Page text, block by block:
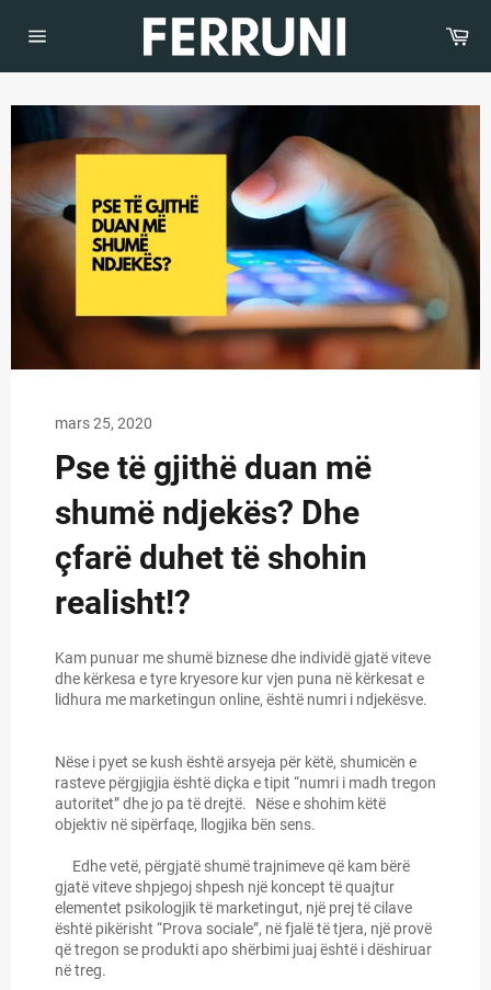
dhënat
i
mars 25, 2020
Pse të gjithë duan më
shumë ndjekës? Dhe
çfarë duhet të shohin
realisht!?
Kam punuar me shumë biznese dhe individë gjatë viteve
dhe kërkesa e tyre kryesore kur vjen puna në kërkesat e
lidhura me marketingun online, është numri i ndjekësve.
Nëse i pyet se kush është arsyeja për këtë, shumicën e
rasteve përgjigjia është diçka e tipit “numri i madh tregon
autoritet” dhe jo pa të drejtë. Nëse e shohim këtë
objektiv në sipërfaqe, llogjika bën sens.
Edhe vetë, përgjatë shumë trajnimeve që kam bërë
gjatë viteve shpjegoj shpesh një koncept të quajtur
elementet psikologjik të marketingut, një prej të cilave
është pikërisht “Prova sociale”, në fjalë të tjera, një provë
që tregon se produkti apo shërbimi juaj është i dëshiruar
në treg.